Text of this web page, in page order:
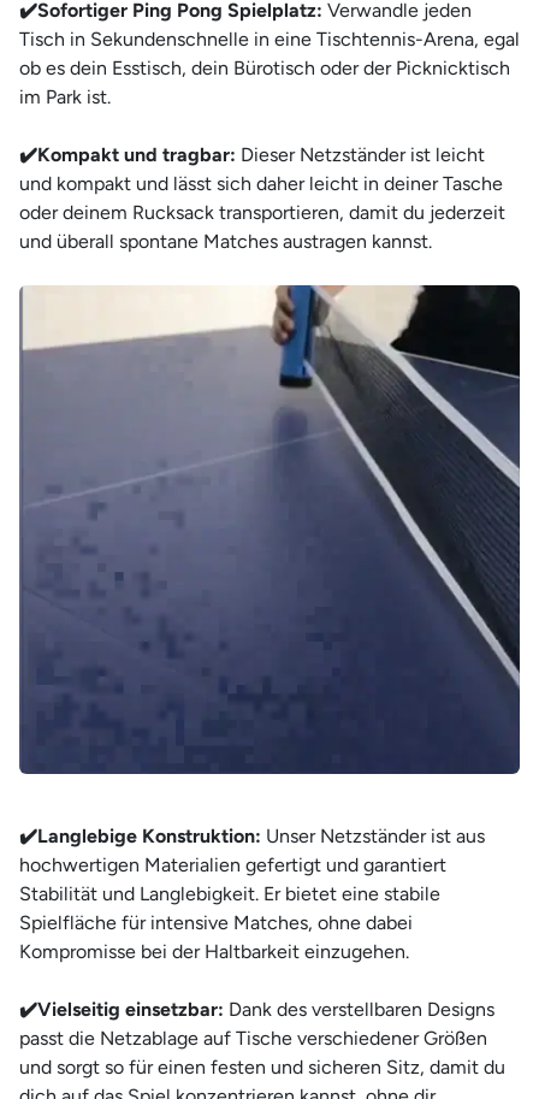
✔️Sofortiger Ping Pong Spielplatz: Verwandle jeden
Tisch in Sekundenschnelle in eine Tischtennis-Arena, egal
ob es dein Esstisch, dein Bürotisch oder der Picknicktisch
im Park ist.
✔️Kompakt und tragbar: Dieser Netzständer ist leicht
und kompakt und lässt sich daher leicht in deiner Tasche
oder deinem Rucksack transportieren, damit du jederzeit
und überall spontane Matches austragen kannst.
✔️Langlebige Konstruktion: Unser Netzständer ist aus
hochwertigen Materialien gefertigt und garantiert
Stabilität und Langlebigkeit. Er bietet eine stabile
Spielfläche für intensive Matches, ohne dabei
Kompromisse bei der Haltbarkeit einzugehen.
✔️Vielseitig einsetzbar: Dank des verstellbaren Designs
passt die Netzablage auf Tische verschiedener Größen
und sorgt so für einen festen und sicheren Sitz, damit du